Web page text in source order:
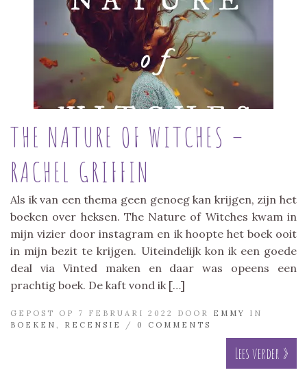
THE NATURE OF WITCHES –
RACHEL GRIFFIN
Als ik van een thema geen genoeg kan krijgen, zijn het
boeken over heksen. The Nature of Witches kwam in
mijn vizier door instagram en ik hoopte het boek ooit
in mijn bezit te krijgen. Uiteindelijk kon ik een goede
deal via Vinted maken en daar was opeens een
prachtig boek. De kaft vond ik […]
GEPOST OP 7 FEBRUARI 2022 DOOR EMMY
IN
BOEKEN
RECENSIE / 0 COMMENTS
Lees verder »